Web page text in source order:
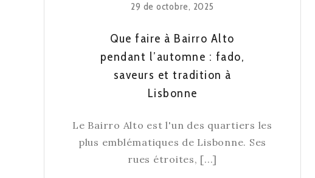
DEVIENT
MEILLEURE
CÉLÉBRATION
29 de octobre, 2025
Que faire à Bairro Alto
pendant l’automne : fado,
saveurs et tradition à
Lisbonne
Le Bairro Alto est l'un des quartiers les
plus emblématiques de Lisbonne. Ses
rues étroites, [...]